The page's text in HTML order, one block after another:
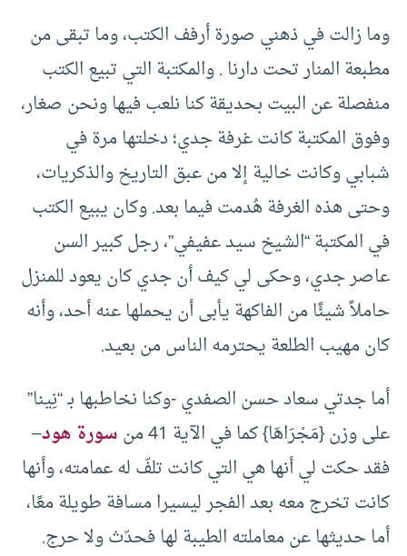
وما زالت في ذهني صورة أرفف الكتب، وما تبقى من
مطبعة المنار تحت دارنا . والمكتبة التي تبيع الكتب
منفصلة عن البيت بحديقة كنا نلعب فيها ونحن صغار،
وفوق المكتبة كانت غرفة جدي؛ دخلتها مرة في
شبابي وكانت خالية إلا من عبق التاريخ والذكريات،
وحتى هذه الغرفة هُدمت فيما بعد. وكان يبيع الكتب
في المكتبة “الشيخ سيد عفيفي”، رجل كبير السن
عاصر جدي، وحكى لي كيف أن جدي كان يعود للمنزل
حاملاً شيئًا من الفاكهة يأبى أن يحملها عنه أحد، وأنه
كان مهيب الطلعة يحترمه الناس من بعيد.
أما جدتي سعاد حسن الصفدي -وكنا نخاطبها بـ “نِينا”
على وزن {مَجْرَاهَا} كما في الآية 41 من
سورة هود–
فقد حكت لي أنها هي التي كانت تلفّ له عمامته، وأنها
كانت تخرج معه بعد الفجر ليسيرا مسافة طويلة معًا،
أما حديثها عن معاملته الطيبة لها فحدّث ولا حرج.